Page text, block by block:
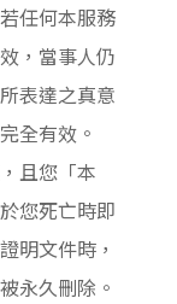
任何本服務
，當事人仍
表達之真意
全有效。
且您「本
您死亡時即
明文件時，
永久刪除。